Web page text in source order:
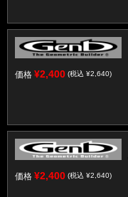
価格 ¥2,400 (税込 ¥2,640)
価格 ¥2,400 (税込 ¥2,640)